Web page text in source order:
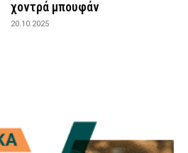
χοντρά μπουφάν
20.10.2025